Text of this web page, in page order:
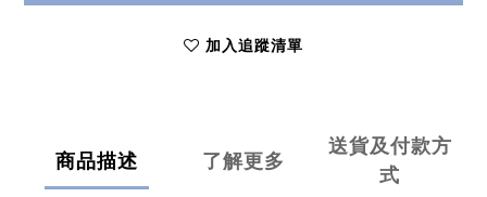
加入追蹤清單
商品描述 了解更多
送貨及付款方
式